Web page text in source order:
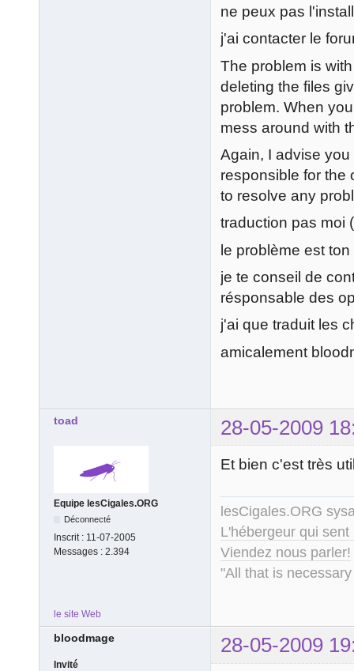
ne peux pas
j'ai contacter le
The problem is
deleting the files
problem. When
mess around with
Again, I advise
responsible for the
to resolve any
traduction pas moi
le problème est
je te conseil de
résponsable des
j'ai que traduit les
amicalement
toad 28-05-2009
Equipe lesCigales.ORG
Déconnecté
Inscrit : 11-07-2005
Messages : 2.394
Et bien c'est très
lesCigales.ORG
L'hébergeur qui
Viendez nous parler!
"All that is
le site Web
bloodmage 28-05-2009
Invité